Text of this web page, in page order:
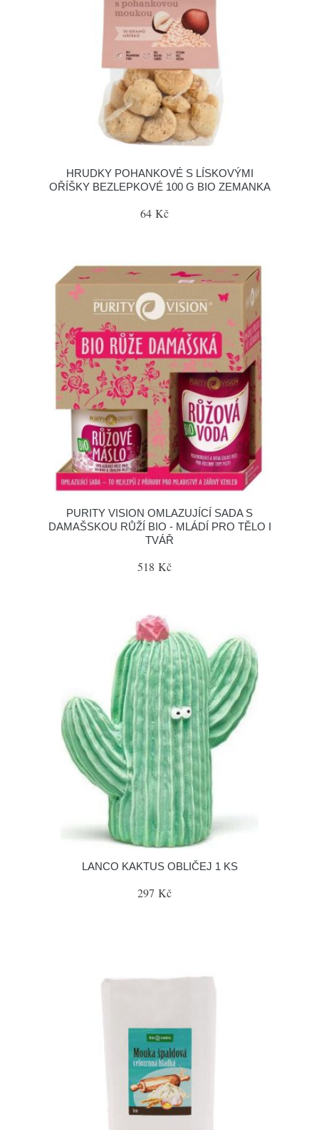
HRUDKY POHANKOVÉ S LÍSKOVÝMI
OŘÍŠKY BEZLEPKOVÉ 100 G BIO ZEMANKA
64 Kč
PURITY VISION OMLAZUJÍCÍ SADA S
DAMAŠSKOU RŮŽÍ BIO - MLÁDÍ PRO TĚLO I
TVÁŘ
518 Kč
LANCO KAKTUS OBLIČEJ 1 KS
297 Kč